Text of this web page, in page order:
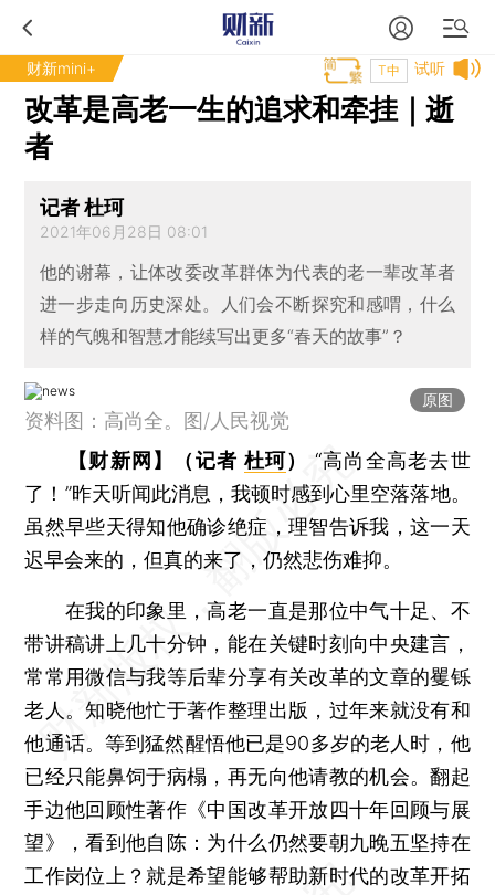
财新mini+ 试听
T中
改革是高老一生的追求和牵挂｜逝
者
记者 杜珂
2021年06月28日 08:01
他的谢幕，让体改委改革群体为代表的老一辈改革者
进一步走向历史深处。人们会不断探究和感喟，什么
样的气魄和智慧才能续写出更多“春天的故事”？
原图
资料图：高尚全。图/人民视觉
【财新网】（记者 杜珂）
“高尚全高老去世
了！”昨天听闻此消息，我顿时感到心里空落落地。
虽然早些天得知他确诊绝症，理智告诉我，这一天
迟早会来的，但真的来了，仍然悲伤难抑。
在我的印象里，高老一直是那位中气十足、不
带讲稿讲上几十分钟，能在关键时刻向中央建言，
常常用微信与我等后辈分享有关改革的文章的矍铄
老人。知晓他忙于著作整理出版，过年来就没有和
他通话。等到猛然醒悟他已是90多岁的老人时，他
已经只能鼻饲于病榻，再无向他请教的机会。翻起
手边他回顾性著作《中国改革开放四十年回顾与展
望》，看到他自陈：为什么仍然要朝九晚五坚持在
工作岗位上？就是希望能够帮助新时代的改革开拓